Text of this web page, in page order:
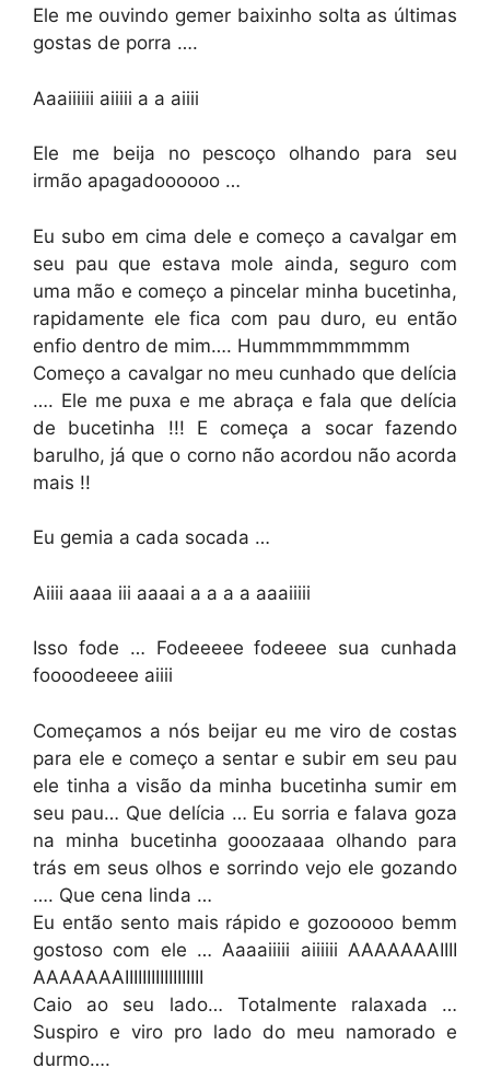
Ele me ouvindo gemer baixinho solta as últimas
gostas de porra ….
Aaaiiiiii aiiiii a a aiiii
Ele me beija no pescoço olhando para seu
irmão apagadoooooo …
Eu subo em cima dele e começo a cavalgar em
seu pau que estava mole ainda, seguro com
uma mão e começo a pincelar minha bucetinha,
rapidamente ele fica com pau duro, eu então
enfio dentro de mim…. Hummmmmmmmm
Começo a cavalgar no meu cunhado que delícia
…. Ele me puxa e me abraça e fala que delícia
de bucetinha !!! E começa a socar fazendo
barulho, já que o corno não acordou não acorda
mais !!
Eu gemia a cada socada …
Aiiii aaaa iii aaaai a a a a aaaiiiii
Isso fode … Fodeeeee fodeeee sua cunhada
foooodeeee aiiii
Começamos a nós beijar eu me viro de costas
para ele e começo a sentar e subir em seu pau
ele tinha a visão da minha bucetinha sumir em
seu pau… Que delícia … Eu sorria e falava goza
na minha bucetinha gooozaaaa olhando para
trás em seus olhos e sorrindo vejo ele gozando
…. Que cena linda …
Eu então sento mais rápido e gozooooo bemm
gostoso com ele … Aaaaiiiii aiiiiii AAAAAAAIIII
AAAAAAAIIIIIIIIIIIIIIIIII
Caio ao seu lado… Totalmente ralaxada …
Suspiro e viro pro lado do meu namorado e
durmo….